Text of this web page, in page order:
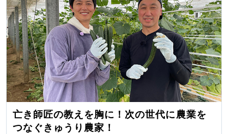
亡き師匠の教えを胸に！次の世代に農業を
つなぐきゅうり農家！